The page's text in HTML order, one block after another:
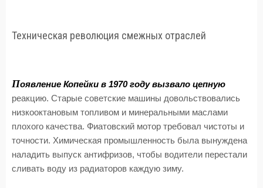
Техническая революция смежных отраслей
Появление Копейки в 1970 году вызвало цепную
реакцию. Старые советские машины довольствовались
низкооктановым топливом и минеральными маслами
плохого качества. Фиатовский мотор требовал чистоты и
точности. Химическая промышленность была вынуждена
наладить выпуск антифризов, чтобы водители перестали
сливать воду из радиаторов каждую зиму.